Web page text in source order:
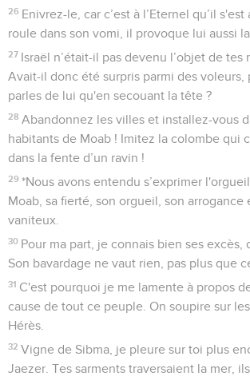
26 Enivrez-le, car c’est à l’Eternel qu’il
roule dans son vomi, il provoque lui aussi
27 Israël n’était-il pas devenu l’objet de tes
Avait-il donc été surpris parmi des voleurs,
parles de lui qu'en secouant la tête ?
28 Abandonnez les villes et installez-vous
habitants de Moab ! Imitez la colombe qui
dans la fente d’un ravin !
29 *Nous avons entendu s’exprimer
Moab, sa fierté, son orgueil, son
vaniteux.
30 Pour ma part, je connais bien ses excès,
Son bavardage ne vaut rien, pas plus que
31 C'est pourquoi je me lamente à propos
cause de tout ce peuple. On soupire sur
Hérès.
32 Vigne de Sibma, je pleure sur toi plus
Jaezer. Tes sarments traversaient la mer,